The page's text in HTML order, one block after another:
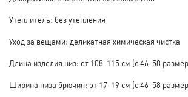
Утеплитель: без утепления
Уход за вещами: деликатная химическая чистка
Длина изделия низ: от 108-115 см (с 46-58
Ширина низа брючин: от 17-19 см (с 46-58